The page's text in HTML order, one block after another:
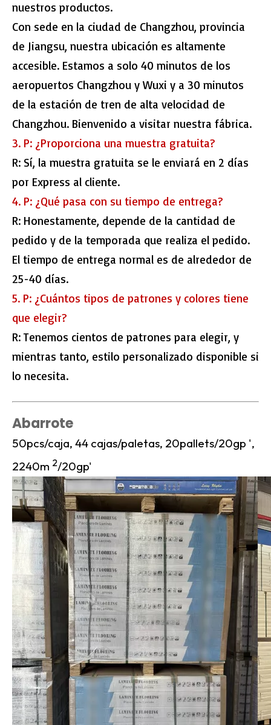
nuestros productos.
Con sede en la ciudad de Changzhou, provincia
de Jiangsu, nuestra ubicación es altamente
accesible. Estamos a solo 40 minutos de los
aeropuertos Changzhou y Wuxi y a 30 minutos
de la estación de tren de alta velocidad de
Changzhou. Bienvenido a visitar nuestra fábrica.
3. P: ¿Proporciona una muestra gratuita?
R: Sí, la muestra gratuita se le enviará en 2 días
por Express al cliente.
4. P: ¿Qué pasa con su tiempo de entrega?
R: Honestamente, depende de la cantidad de
pedido y de la temporada que realiza el pedido.
El tiempo de entrega normal es de alrededor de
25-40 días.
5. P: ¿Cuántos tipos de patrones y colores tiene
que elegir?
R: Tenemos cientos de patrones para elegir, y
mientras tanto, estilo personalizado disponible si
lo necesita.
Abarrote
50pcs/caja, 44 cajas/paletas, 20pallets/20gp ',
2240m 2/20gp'